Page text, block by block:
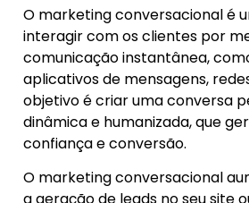
O marketing conversacional é
interagir com os clientes por
comunicação instantânea,
aplicativos de mensagens,
objetivo é criar uma conversa
dinâmica e humanizada, que
confiança e conversão.
O marketing conversacional